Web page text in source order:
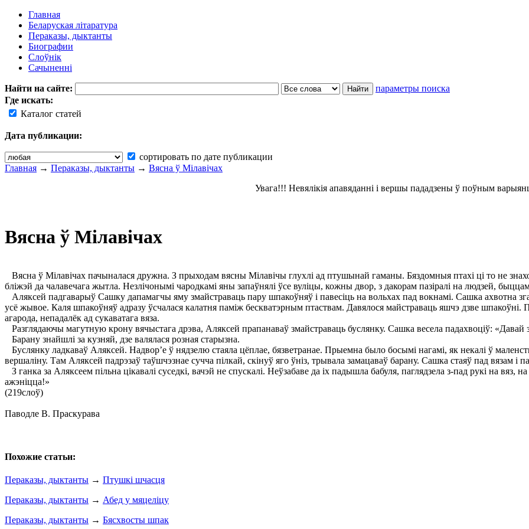
Главная
Беларуская літаратура
Пераказы, дыктанты
Биографии
Слоўнік
Сачыненні
Найти на сайте:
параметры поиска
Где искать:
Каталог статей
Дата публикации:
сортировать по дате публикации
Главная → Пераказы, дыктанты → Вясна ў Мілавічах
Увага!!! Невялікія апавяданні і вершы пададзены ў поўным
Вясна ў Мілавічах
Вясна ў Мілавічах пачыналася дружна. З прыходам вясны Мілавічы глухлі ад птушынай гаманы. Бяздомныя птахі ці то не
бліжэй да чалавечага жытла. Незлічонымі чародкамі яны запаўнялі ўсе вуліцы, кожны двор, з дакорам пазіралі на людзей,
Аляксей падгаварыў Сашку дапамагчы яму змайстраваць пару шпакоўняў і павесіць на вольхах пад вокнамі. Сашка ахвотна
усё жывое. Каля шпакоўняў адразу ўсчалася калатня паміж бескватэрным птаствам. Давялося майстраваць яшчэ дзве шпакоўні.
агарода, непадалёк ад сукаватага вяза.
Разглядаючы магутную крону вячыстага дрэва, Аляксей прапанаваў змайстраваць буслянку. Сашка весела падахвоціў: «Давай
Барану знайшлі за кузняй, дзе валялася розная старызна.
Буслянку ладкаваў Аляксей. Надвор’е ў нядзелю стаяла цёплае, бязветранае. Прыемна было босымі нагамі, як некалі ў
вершаліну. Там Аляксей падрэзаў таўшчэзнае сучча пілкай, скінуў яго ўніз, трывала замацаваў барану. Сашка стаяў пад вязам і
З ганка за Аляксеем пільна цікавалі суседкі, вачэй не спускалі. Неўзабаве да іх падышла бабуля, паглядзела з-пад рукі на вяз,
ажэніцца!»
(219слоў)
Паводле В. Праскурава
Похожие статьи:
Пераказы, дыктанты → Птушкі шчасця
Пераказы, дыктанты → Абед у мяцеліцу
Пераказы, дыктанты → Бясхвосты шпак